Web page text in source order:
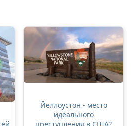
Йеллоустон - место
идеального
преступления в США?